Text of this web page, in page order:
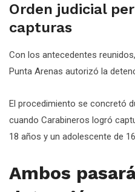
Orden judicial
capturas
Con los antecedentes
Punta Arenas autorizó la
El procedimiento se concretó
cuando Carabineros logró
18 años y un adolescente de
Ambos